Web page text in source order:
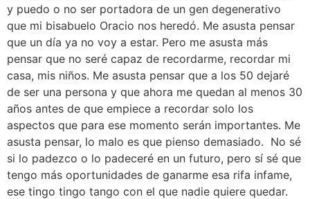
y puedo o no ser portadora de un gen degenerativo
que mi bisabuelo Oracio nos heredó. Me asusta pensar
que un día ya no voy a estar. Pero me asusta más
pensar que no seré capaz de recordarme, recordar mi
casa, mis niños. Me asusta pensar que a los 50 dejaré
de ser una persona y que ahora me quedan al menos 30
años antes de que empiece a recordar solo los
aspectos que para ese momento serán importantes. Me
asusta pensar, lo malo es que pienso demasiado. No sé
si lo padezco o lo padeceré en un futuro, pero sí sé que
tengo más oportunidades de ganarme esa rifa infame,
ese tingo tingo tango con el que nadie quiere quedar.